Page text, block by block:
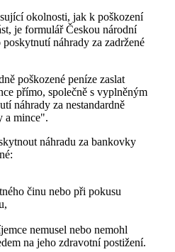
okolnosti, jak k poškození
je formulář Českou národní
náhrady za zadržené
poškozené peníze zaslat
přímo, společně s vyplněným
náhrady za nestandardně
a mince".
náhradu za bankovky
činu nebo při pokusu
nemusel nebo nemohl
na jeho zdravotní postižení.